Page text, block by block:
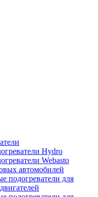
Hydro
Webasto
автомобилей
подогреватели для